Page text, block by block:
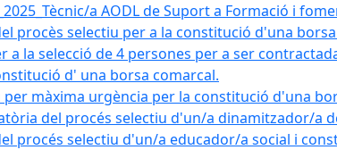
a AODL de Suport a Formació i
procès selectiu per a la constitució d'una
a la selecció de 4 persones per a ser
d' una borsa comarcal.
per màxima urgència per la constitució d'una
del procés selectiu d'un/a dinamitzador/a
procés selectiu d'un/a educador/a social i